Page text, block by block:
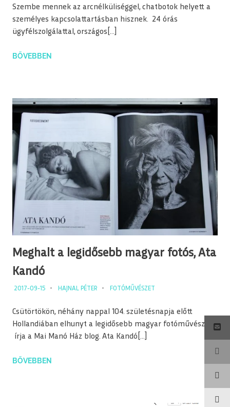
Szembe mennek az arcnélküliséggel, chatbotok helyett a
személyes kapcsolattartásban hisznek. 24 órás
ügyfélszolgálattal, országos[…]
BŐVEBBEN
Meghalt a legidősebb magyar fotós, Ata
Kandó
2017-09-15 HAJNAL PÉTER FOTÓMŰVÉSZET
Csütörtökön, néhány nappal 104. születésnapja előtt
Hollandiában elhunyt a legidősebb magyar fotóművész –
írja a Mai Manó Ház blog. Ata Kandó[…]
BŐVEBBEN